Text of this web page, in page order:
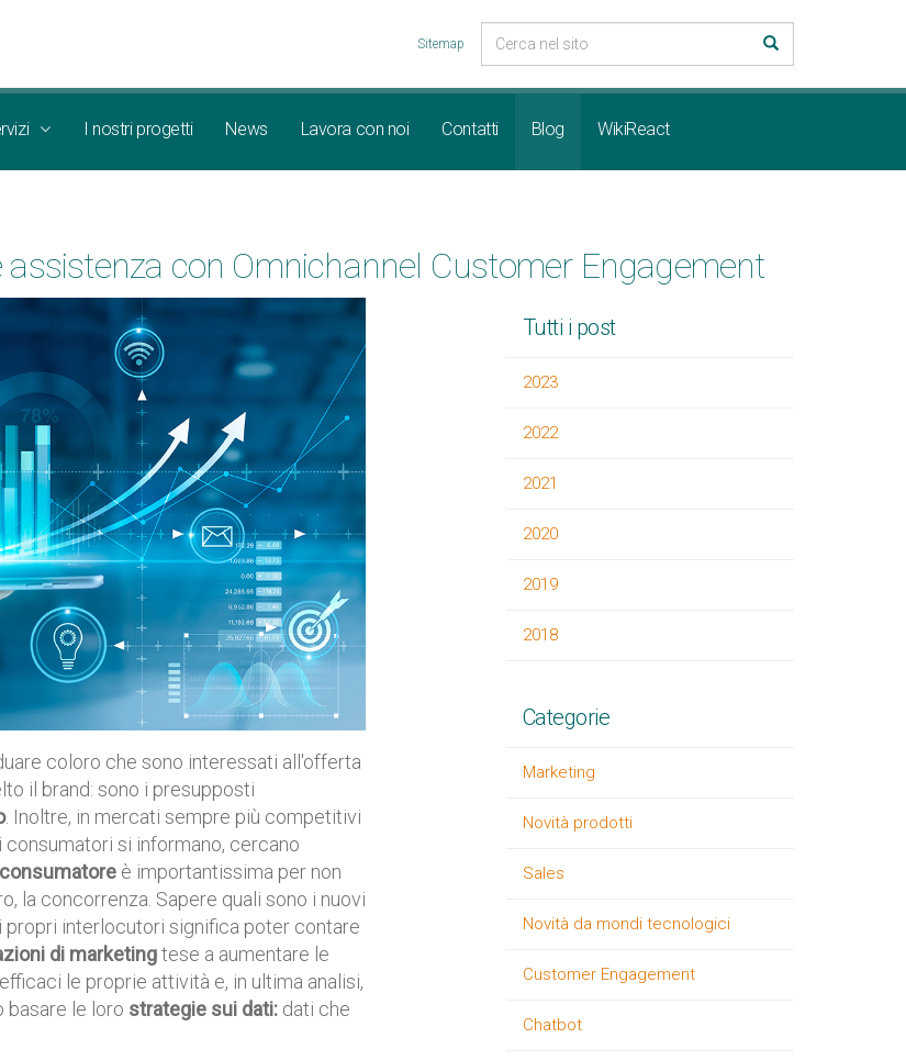
I nostri progetti News Lavora con noi Contatti Blog WikiReact
Sitemap
assistenza con Omnichannel Customer Engagement
coloro che sono interessati all'offerta
il brand: sono i presupposti
. Inoltre, in mercati sempre più competitivi
si informano, cercano
è importantissima per non
la concorrenza. Sapere quali sono i nuovi
interlocutori significa poter contare
di marketingtese a aumentare le
le proprie attività e, in ultima analisi,
basare le loro strategie sui dati: dati che
Tutti i post
2023
2022
2021
2020
2019
2018
Categorie
Marketing
Novità prodotti
Sales
Novità da mondi tecnologici
Customer Engagement
Chatbot